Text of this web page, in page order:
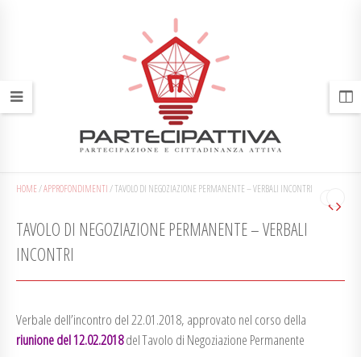
HOME/APPROFONDIMENTI/TAVOLO DI NEGOZIAZIONE PERMANENTE – VERBALI INCONTRI
TAVOLO DI NEGOZIAZIONE PERMANENTE – VERBALI
INCONTRI
Verbale dell’incontro del 22.01.2018, approvato nel corso della
riunione del 12.02.2018del Tavolo di Negoziazione Permanente